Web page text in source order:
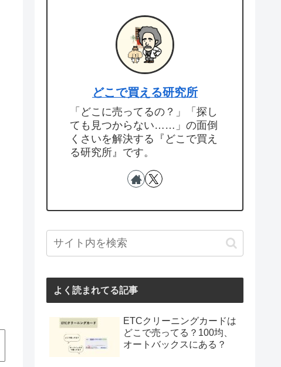
どこで買える研究所
「どこに売ってるの？」「探し
ても見つからない……」の面倒
くさいを解決する『どこで買え
る研究所』です。
よく読まれてる記事
ETCクリーニングカードは
どこで売ってる？100均、
オートバックスにある？